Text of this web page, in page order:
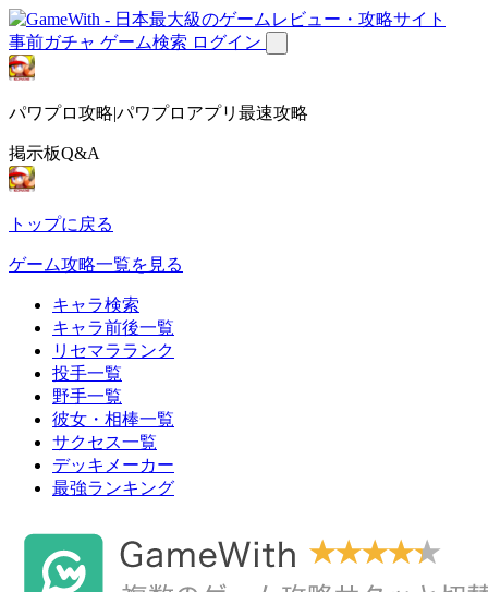
事前ガチャ ゲーム検索 ログイン
パワプロ攻略|パワプロアプリ最速攻略
掲示板Q&A
トップに戻る
ゲーム攻略一覧を見る
キャラ検索
キャラ前後一覧
リセマラランク
投手一覧
野手一覧
彼女・相棒一覧
サクセス一覧
デッキメーカー
最強ランキング